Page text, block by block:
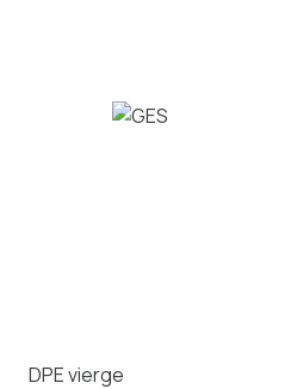
DPE vierge